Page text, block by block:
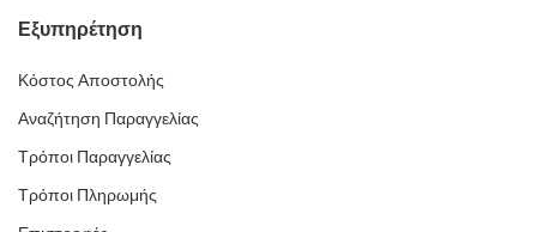
Εξυπηρέτηση
Κόστος Αποστολής
Αναζήτηση Παραγγελίας
Τρόποι Παραγγελίας
Τρόποι Πληρωμής